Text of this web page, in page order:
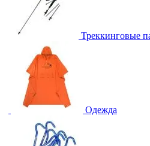
Треккинговые
Одежда